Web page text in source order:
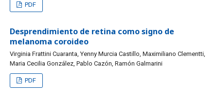
PDF
Desprendimiento de retina como signo de
melanoma coroideo
Virginia Frattini Cuaranta, Yenny Murcia Castillo, Maximiliano Clementti,
Maria Cecilia González, Pablo Cazón, Ramón Galmarini
PDF